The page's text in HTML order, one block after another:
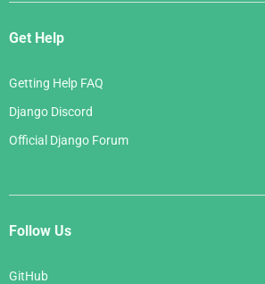
Get Help
Getting Help FAQ
Django Discord
Official Django Forum
Follow Us
GitHub